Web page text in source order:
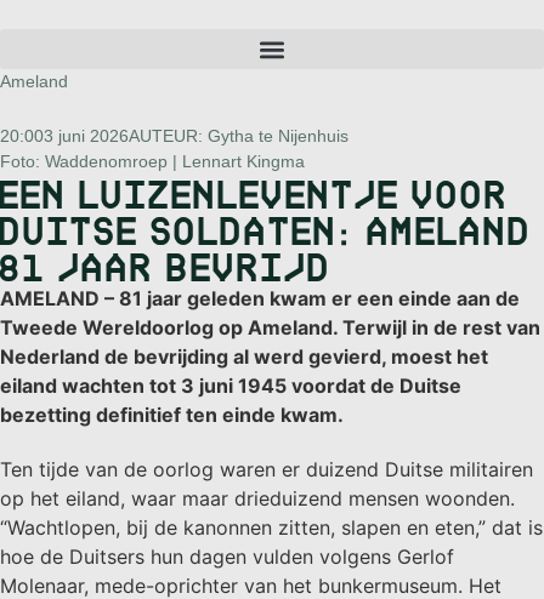
Ameland
20:003 juni 2026AUTEUR: Gytha te Nijenhuis
Foto: Waddenomroep | Lennart Kingma
EEN LUIZENLEVENTJE VOOR
DUITSE SOLDATEN: AMELAND
81 JAAR BEVRIJD
AMELAND – 81 jaar geleden kwam er een einde aan de
Tweede Wereldoorlog op Ameland. Terwijl in de rest van
Nederland de bevrijding al werd gevierd, moest het
eiland wachten tot 3 juni 1945 voordat de Duitse
bezetting definitief ten einde kwam.
Ten tijde van de oorlog waren er duizend Duitse militairen
op het eiland, waar maar drieduizend mensen woonden.
“Wachtlopen, bij de kanonnen zitten, slapen en eten,” dat is
hoe de Duitsers hun dagen vulden volgens Gerlof
Molenaar, mede-oprichter van het bunkermuseum. Het